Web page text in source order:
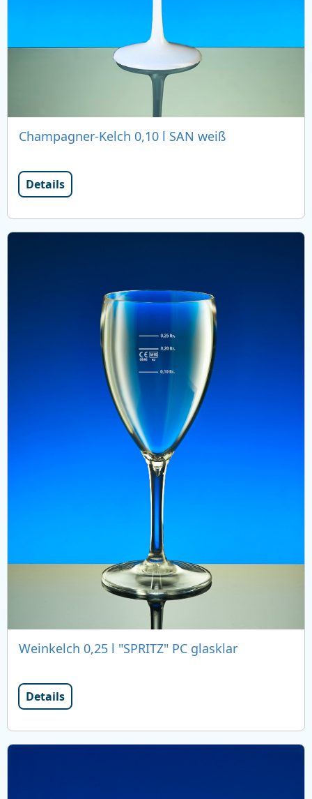
Champagner-Kelch 0,10 l SAN weiß
Details
Weinkelch 0,25 l "SPRITZ" PC glasklar
Details